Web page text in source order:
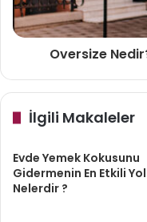
Oversize
İlgili Makaleler
Evde Yemek Kokusunu
Gidermenin En Etkili
Nelerdir ?